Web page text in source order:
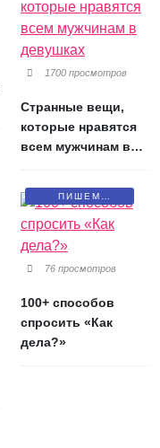
1700 просмотров
Странные вещи,
которые нравятся
всем мужчинам в
ПИШЕМ
ПИСЬМА
76 просмотров
100+ способов
спросить «Как
дела?»